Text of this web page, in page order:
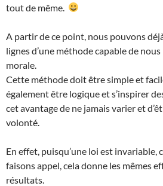
tout de même.
A partir de ce point, nous pouvons
lignes d’une méthode capable de
morale.
Cette méthode doit être simple et
également être logique et s’inspirer
cet avantage de ne jamais varier et
volonté.
En effet, puisqu’une loi est invariable,
faisons appel, cela donne les mêmes
résultats.